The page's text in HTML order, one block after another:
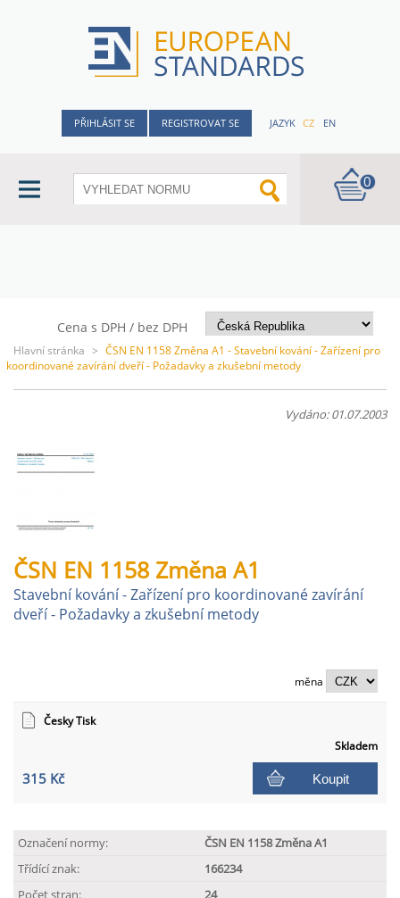
PŘIHLÁSIT SE REGISTROVAT SE JAZYK CZ EN
0
Cena s DPH / bez DPH
Hlavní stránka > ČSN EN 1158 Změna A1 - Stavební kování - Zařízení pro
koordinované zavírání dveří - Požadavky a zkušební metody
Vydáno: 01.07.2003
ČSN EN 1158 Změna A1
Stavební kování - Zařízení pro koordinované zavírání
dveří - Požadavky a zkušební metody
měna
Česky Tisk
Skladem
315 Kč Koupit
Označení normy:
ČSN EN 1158 Změna A1
Třídící znak:
166234
Počet stran:
24